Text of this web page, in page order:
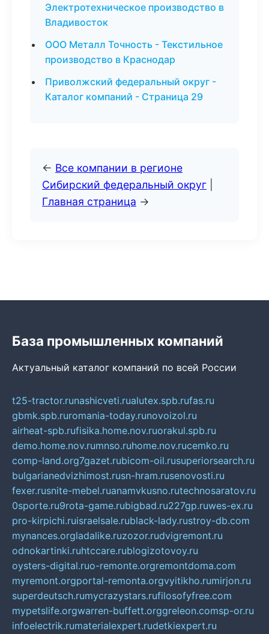
Электротехническое производство в
Владивосток
ООО Металл Точность - Текстильное
производство в Краснодар
Приволжский федеральный округ -
Каталог компаний - Страница 29
← Все компании в регионе
Сибирский федеральный округ
Главная страница →
База промышленных компаний
Актуальный каталог компаний по всей России
t25-tractor.runashicveti.rualutex.spb.rufas.ru
gbmk.spb.ruromania-today.runovoizol.ru
airheat-spb.rufisika.home.nov.ruorakul.spb.ru
demo.home.nov.rumnso.ruhome.nov.rucemko.ru
comp-land.org7gazet.rubicom-oil.rusuperiorsearch.ru
bulgarianedvizhimost.rusn-hram.rusenovosti.ru
fexer.rusnite-mebel.ruanamvkusno.rutechnosaratov.ru
0sporte.ru9rota-game.rubigbad.ru227gp.ruwes-ex.ru
pro-kirpichi.ruisraelsale.rublack-lady.rustroy-db.com
mynances.orgladalike.ruzozor.rudvigremont.ru
odnokartinki.ruhtccare.rublogizotovoy.ru
oysters-digital.ruo-remonte.orgremontdoma.com
myremont.orgportal-remonta.orgvyitikho.rumirjon.ru
superdeutsch.rumycrazystars.rufilosofyfree.com
mypetslife.orgwarren-buffett.orggreleon.comsp-or.ru
infoelectrik.rumaterialexpert.rudetkiexpert.ru